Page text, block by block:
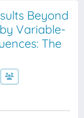
Beyond
Variable-
The